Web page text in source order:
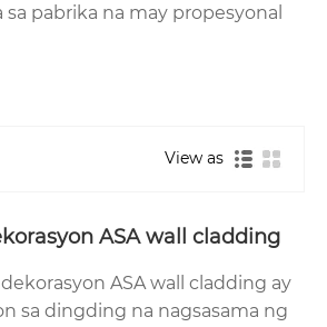
pabrika na may propesyonal
View as
ASA wall cladding
ASA wall cladding ay
sa dingding na nagsasama ng